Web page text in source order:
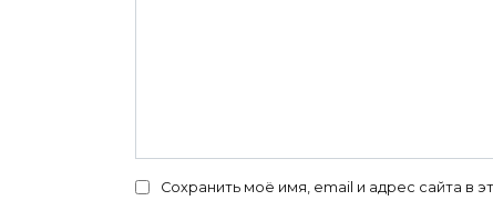
Сохранить моё имя, email и адрес сайта в